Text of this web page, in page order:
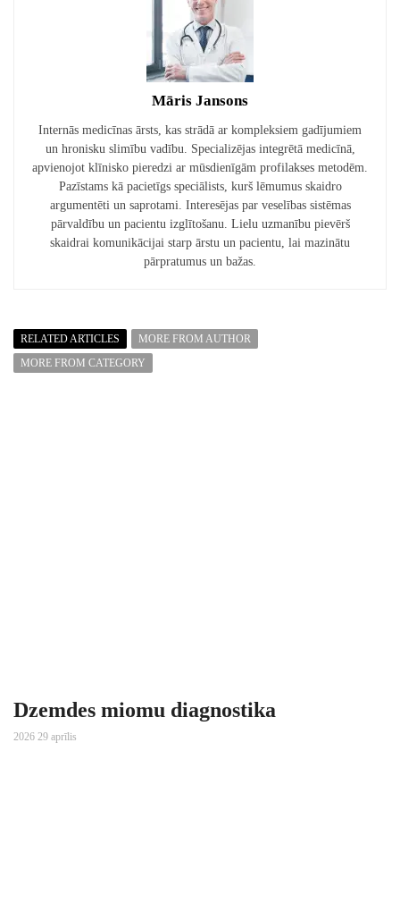
Māris Jansons
Internās medicīnas ārsts, kas strādā ar kompleksiem gadījumiem
un hronisku slimību vadību. Specializējas integrētā medicīnā,
apvienojot klīnisko pieredzi ar mūsdienīgām profilakses metodēm.
Pazīstams kā pacietīgs speciālists, kurš lēmumus skaidro
argumentēti un saprotami. Interesējas par veselības sistēmas
pārvaldību un pacientu izglītošanu. Lielu uzmanību pievērš
skaidrai komunikācijai starp ārstu un pacientu, lai mazinātu
pārpratumus un bažas.
RELATED ARTICLES
MORE FROM AUTHOR
MORE FROM CATEGORY
Dzemdes miomu diagnostika
2026 29 aprīlis